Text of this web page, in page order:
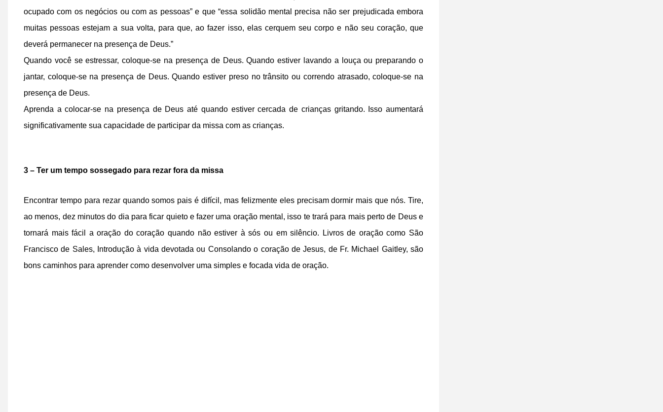
ocupado com os negócios ou com as pessoas” e que “essa solidão mental precisa não ser prejudicada embora
muitas pessoas estejam a sua volta, para que, ao fazer isso, elas cerquem seu corpo e não seu coração, que
deverá permanecer na presença de Deus.”
Quando você se estressar, coloque-se na presença de Deus. Quando estiver lavando a louça ou preparando o
jantar, coloque-se na presença de Deus. Quando estiver preso no trânsito ou correndo atrasado, coloque-se na
presença de Deus.
Aprenda a colocar-se na presença de Deus até quando estiver cercada de crianças gritando. Isso aumentará
significativamente sua capacidade de participar da missa com as crianças.
3 – Ter um tempo sossegado para rezar fora da missa
Encontrar tempo para rezar quando somos pais é difícil, mas felizmente eles precisam dormir mais que nós. Tire,
ao menos, dez minutos do dia para ficar quieto e fazer uma oração mental, isso te trará para mais perto de Deus e
tornará mais fácil a oração do coração quando não estiver à sós ou em silêncio. Livros de oração como São
Francisco de Sales, Introdução à vida devotada ou Consolando o coração de Jesus, de Fr. Michael Gaitley, são
bons caminhos para aprender como desenvolver uma simples e focada vida de oração.